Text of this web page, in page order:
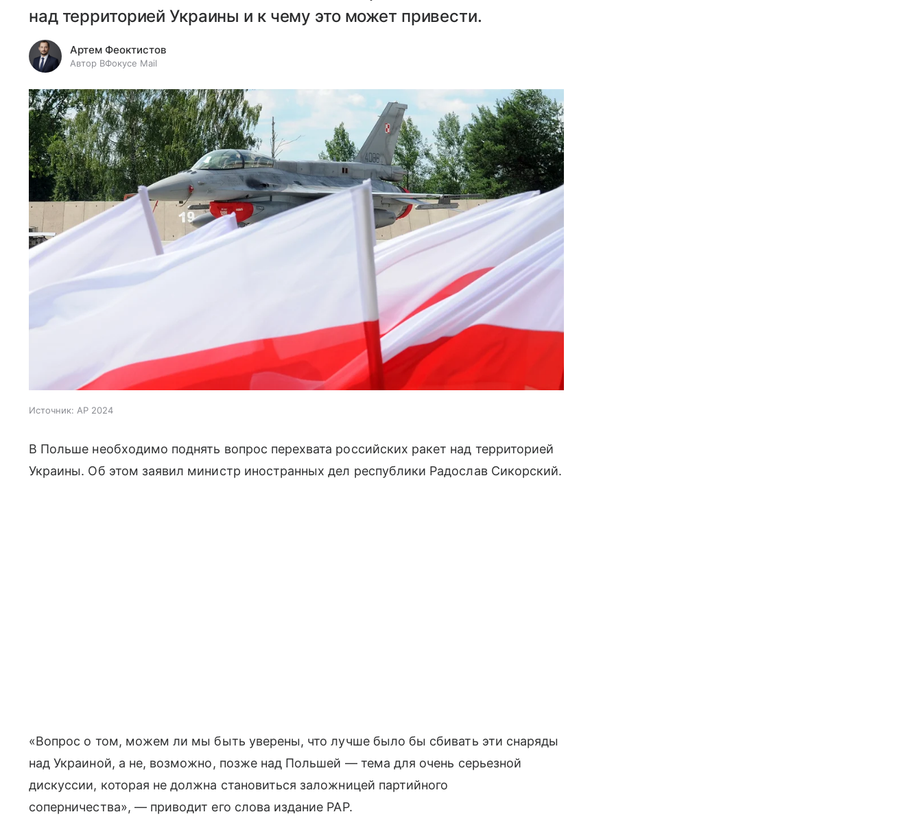
над территорией Украины и к чему это может привести.
Артем Феоктистов
Автор ВФокусе Mail
Источник: AP 2024
В Польше необходимо поднять вопрос перехвата российских ракет над территорией
Украины. Об этом заявил министр иностранных дел республики Радослав Сикорский.
«Вопрос о том, можем ли мы быть уверены, что лучше было бы сбивать эти снаряды
над Украиной, а не, возможно, позже над Польшей — тема для очень серьезной
дискуссии, которая не должна становиться заложницей партийного
соперничества», — приводит его слова издание PAP.